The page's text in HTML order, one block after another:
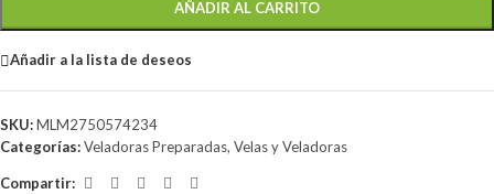
AÑADIR AL CARRITO
Añadir a la lista de deseos
SKU:MLM2750574234
Categorías:Veladoras Preparadas, Velas y Veladoras
Compartir: